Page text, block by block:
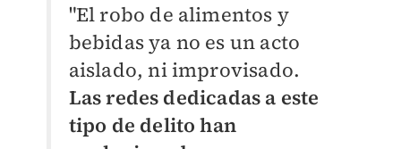
"El robo de alimentos y
bebidas ya no es un acto
aislado, ni improvisado.
Las redes dedicadas a este
tipo de delito han